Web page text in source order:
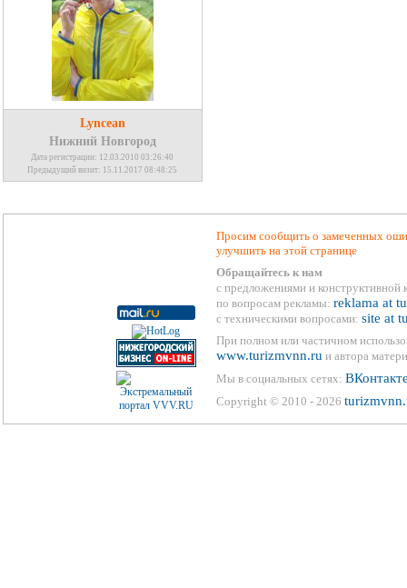
Lyncean
Нижний Новгород
Дата регистрации: 12.03.2010 03:26:40
Предыдущий визит: 15.11.2017 08:48:25
Просим сообщить о замеченных
улучшить на этой странице
Обращайтесь к нам
с предложениями и конструктивной
по вопросам рекламы: reklama at
с техническими вопросами: site at
При полном или частичном
www.turizmvnn.ru и автора
Мы в социальных сетях:
Copyright © 2010 - 2026